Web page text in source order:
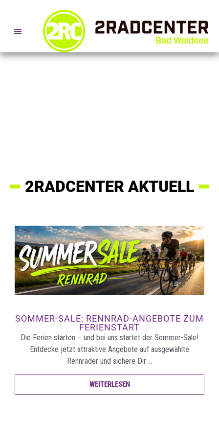
2RADCENTER AKTUELL
SOMMER-SALE: RENNRAD-ANGEBOTE ZUM
FERIENSTART
Die Ferien starten – und bei uns startet der Sommer-Sale!
Entdecke jetzt attraktive Angebote auf ausgewählte
Rennräder und sichere Dir …
WEITERLESEN